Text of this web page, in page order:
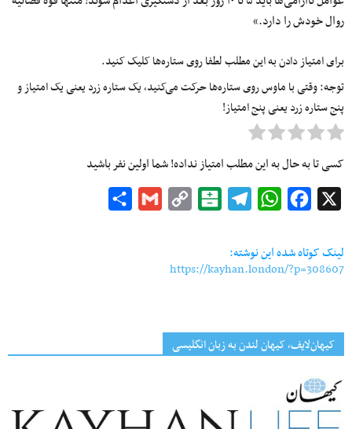
روال خودش را دارد.»
برای امتیاز دادن به این مطلب لطفا روی ستاره‌ها کلیک کنید.
توجه: وقتی با ماوس روی ستاره‌ها حرکت می‌کنید، یک ستاره زرد یعنی یک امتیاز و
پنج ستاره زرد یعنی پنج امتیاز!
کسی تا به حال به این مطلب امتیاز نداده! شما اولین نفر باشید
Facebook
WhatsApp
Telegram
Balatarin
Copy
Gmail
لینک کوتاه شده این نوشته:
https://kayhan.london/?p=308607
کیهان‌لایف، کیهان لندن به زبان انگلیسی